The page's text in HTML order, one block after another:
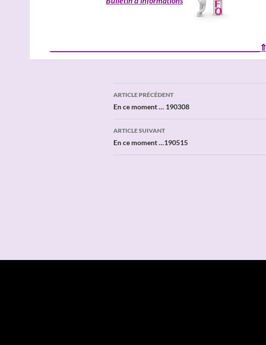
____________________________________________________________⇑
Navigation
des
articles
ARTICLE PRÉCÉDENT
En ce moment … 190308
ARTICLE SUIVANT
En ce moment …190515